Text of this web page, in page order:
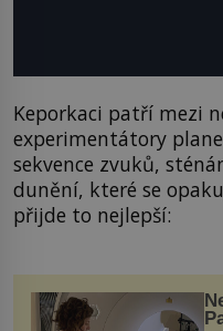
Keporkaci patří mezi
experimentátory
sekvence zvuků,
dunění, které se
přijde to nejlepší: